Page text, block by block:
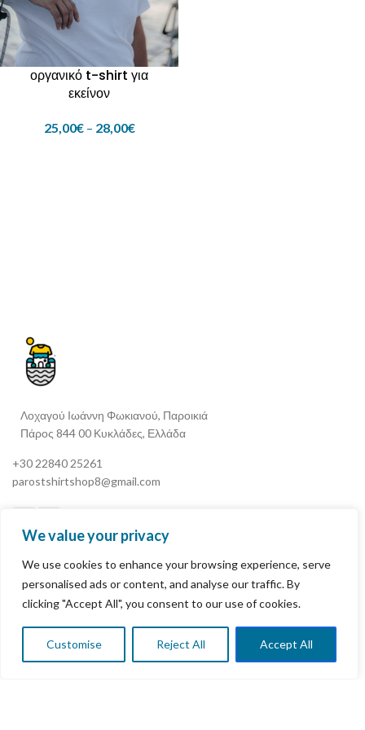
We value your privacy
We use cookies to enhance your browsing experience, serve
personalised ads or content, and analyse our traffic. By
clicking "Accept All", you consent to our use of cookies.
Customise Reject All Accept All
οργανικό t-shirt για
εκείνον
25,00€ – 28,00€
Λοχαγού Ιωάννη Φωκιανού, Παροικιά
Πάρος 844 00 Κυκλάδες, Ελλάδα
+30 22840 25261
parostshirtshop8@gmail.com
Ο Λογαριασμός Μου
Terms & Conditions
Πολιτική Επιστροφής Χρημάτων & Επιστροφών
0